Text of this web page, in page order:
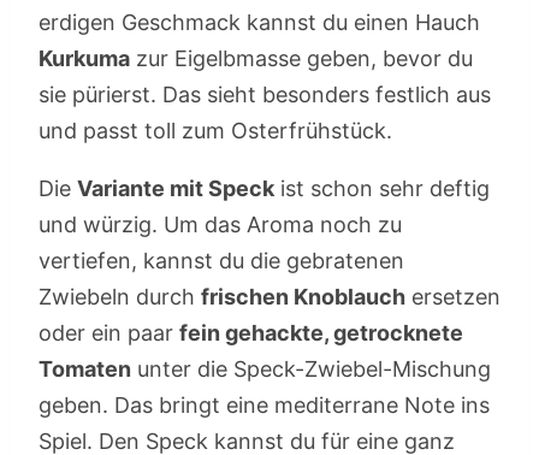
erdigen Geschmack kannst du einen Hauch
Kurkuma zur Eigelbmasse geben, bevor du
sie pürierst. Das sieht besonders festlich aus
und passt toll zum Osterfrühstück.
Die Variante mit Speck ist schon sehr deftig
und würzig. Um das Aroma noch zu
vertiefen, kannst du die gebratenen
Zwiebeln durch frischen Knoblauch ersetzen
oder ein paar fein gehackte, getrocknete
Tomaten unter die Speck-Zwiebel-Mischung
geben. Das bringt eine mediterrane Note ins
Spiel. Den Speck kannst du für eine ganz